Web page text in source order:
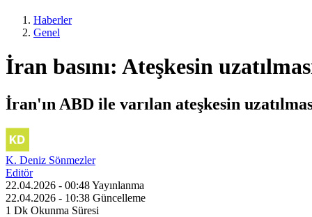
Haberler
Genel
İran basını: Ateşkesin
İran'ın ABD ile varılan ateşkesin
K. Deniz Sönmezler
Editör
22.04.2026 - 00:48Yayınlanma
22.04.2026 - 10:38 Güncelleme
1 Dk Okunma Süresi